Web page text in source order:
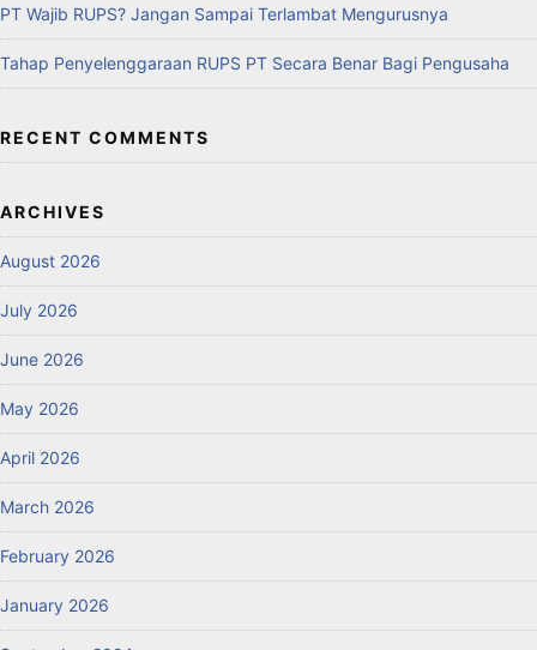
PT Wajib RUPS? Jangan Sampai Terlambat Mengurusnya
Tahap Penyelenggaraan RUPS PT Secara Benar Bagi Pengusaha
RECENT COMMENTS
ARCHIVES
August 2026
July 2026
June 2026
May 2026
April 2026
March 2026
February 2026
January 2026